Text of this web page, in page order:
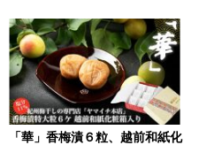
「華」香梅漬６粒、越前和紙化